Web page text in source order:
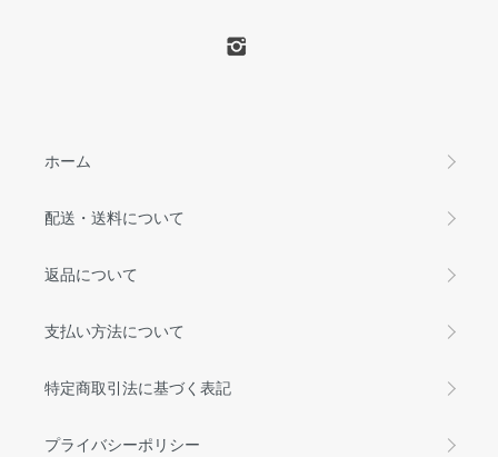
ホーム
配送・送料について
返品について
支払い方法について
特定商取引法に基づく表記
プライバシーポリシー